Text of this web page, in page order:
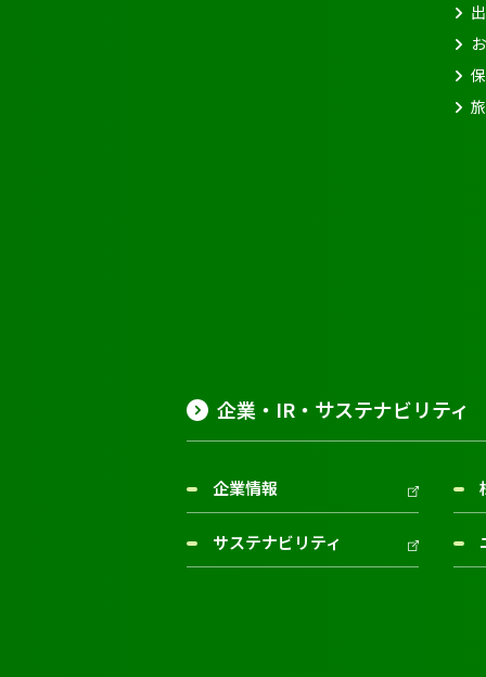
企業・IR・サステナビリティ
企業情報
サステナビリティ